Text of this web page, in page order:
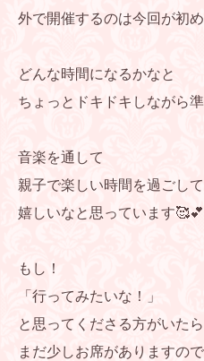
外で開催するのは今回が初め
どんな時間になるかなと
ちょっとドキドキしながら
音楽を通して
親子で楽しい時間を過ごし
嬉しいなと思っています🥰💕
もし！
「行ってみたいな！」
と思ってくださる方がいたら
まだ少しお席がありますので